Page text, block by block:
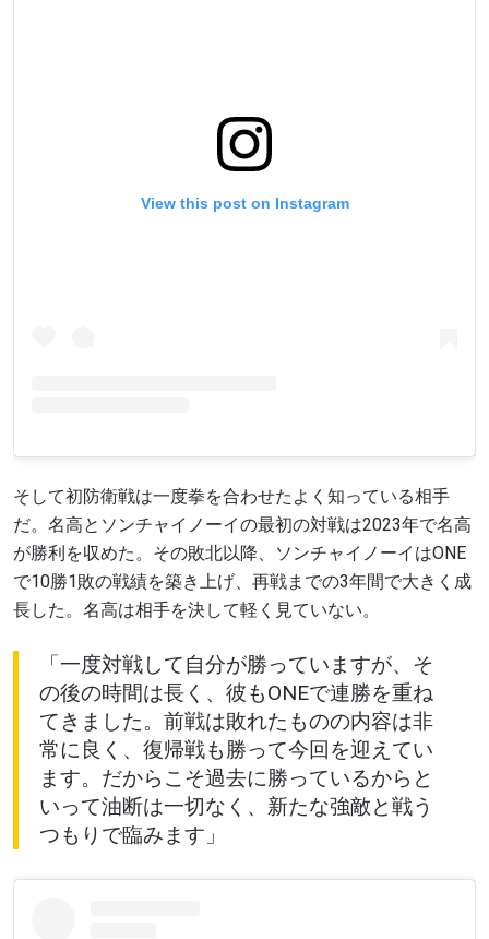
View this post on Instagram
そして初防衛戦は一度拳を合わせたよく知っている相手
だ。名高とソンチャイノーイの最初の対戦は2023年で名高
が勝利を収めた。その敗北以降、ソンチャイノーイはONE
で10勝1敗の戦績を築き上げ、再戦までの3年間で大きく成
長した。名高は相手を決して軽く見ていない。
「一度対戦して自分が勝っていますが、そ
の後の時間は長く、彼もONEで連勝を重ね
てきました。前戦は敗れたものの内容は非
常に良く、復帰戦も勝って今回を迎えてい
ます。だからこそ過去に勝っているからと
いって油断は一切なく、新たな強敵と戦う
つもりで臨みます」